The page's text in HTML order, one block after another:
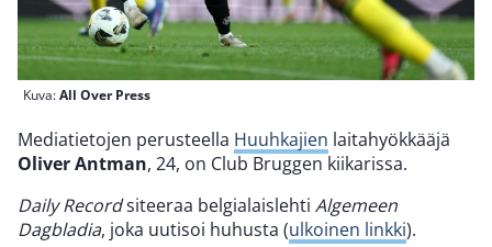
Kuva:All Over Press
Mediatietojen perusteella Huuhkajien laitahyökkääjä
Oliver Antman, 24, on Club Bruggen kiikarissa.
Daily Recordsiteeraa belgialaislehti Algemeen
Dagbladia, joka uutisoi huhusta (ulkoinen linkki).